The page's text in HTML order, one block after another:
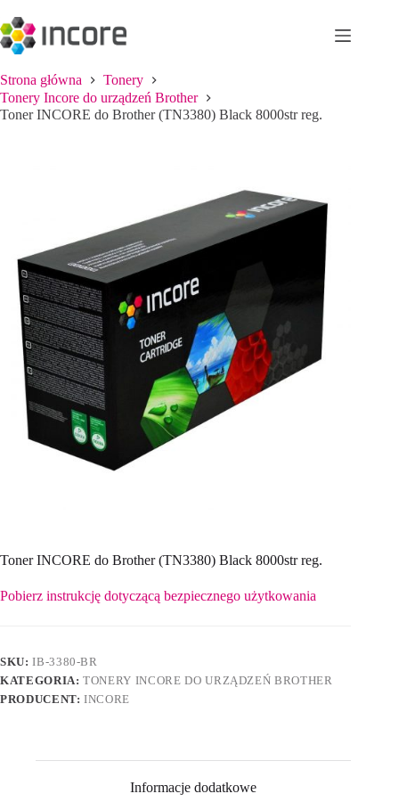
do
treści
Strona główna
Tonery
Tonery Incore do urządzeń Brother
Toner INCORE do Brother (TN3380) Black 8000str reg.
Toner INCORE do Brother (TN3380) Black 8000str reg.
Pobierz instrukcję dotyczącą bezpiecznego użytkowania
SKU:IB-3380-BR
KATEGORIA:TONERY INCORE DO URZĄDZEŃ BROTHER
PRODUCENT:INCORE
Informacje dodatkowe